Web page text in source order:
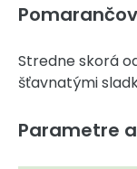
Stredne skorá
šťavnatými
Parametre